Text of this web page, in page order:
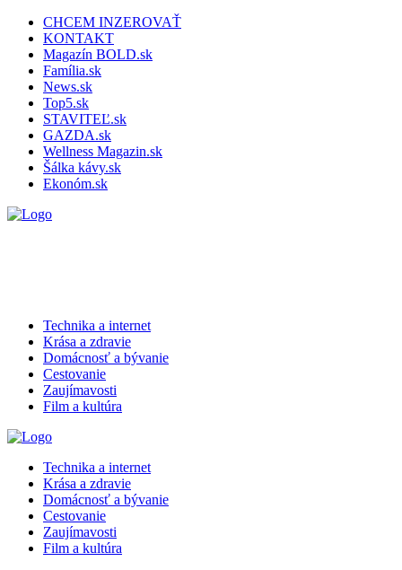
CHCEM INZEROVAŤ
KONTAKT
Magazín BOLD.sk
Família.sk
News.sk
Top5.sk
STAVITEĽ.sk
GAZDA.sk
Wellness Magazin.sk
Šálka kávy.sk
Ekonóm.sk
Technika a internet
Krása a zdravie
Domácnosť a bývanie
Cestovanie
Zaujímavosti
Film a kultúra
Technika a internet
Krása a zdravie
Domácnosť a bývanie
Cestovanie
Zaujímavosti
Film a kultúra